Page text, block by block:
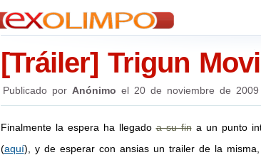
[Tráiler] Trigun
Publicado por Anónimo el 20 de noviembre de 2009
Finalmente la espera ha llegadoa su fina un punto
(aquí), y de esperar con ansias un trailer de la